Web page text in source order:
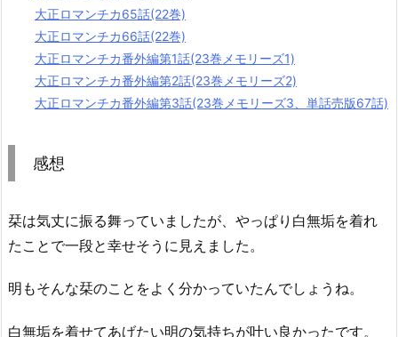
大正ロマンチカ65話(22巻)
大正ロマンチカ66話(22巻)
大正ロマンチカ番外編第1話(23巻メモリーズ1)
大正ロマンチカ番外編第2話(23巻メモリーズ2)
大正ロマンチカ番外編第3話(23巻メモリーズ3、単話売版67話)
感想
栞は気丈に振る舞っていましたが、やっぱり白無垢を着れ
たことで一段と幸せそうに見えました。
明もそんな栞のことをよく分かっていたんでしょうね。
白無垢を着せてあげたい明の気持ちが叶い良かったです。